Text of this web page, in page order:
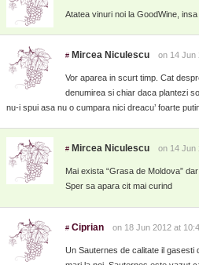
Atatea vinuri noi la GoodWine,
# Mircea Niculescu on 14 Jun
Vor aparea in scurt timp. Cat
denumirea si chiar daca plantezi
nu-i spui asa nu o cumpara nici dreacu’ foarte
# Mircea Niculescu on 14 Jun
Mai exista “Grasa de Moldova”
Sper sa apara cit mai curind
# Ciprian on 18 Jun 2012 at
Un Sauternes de calitate il gasesti